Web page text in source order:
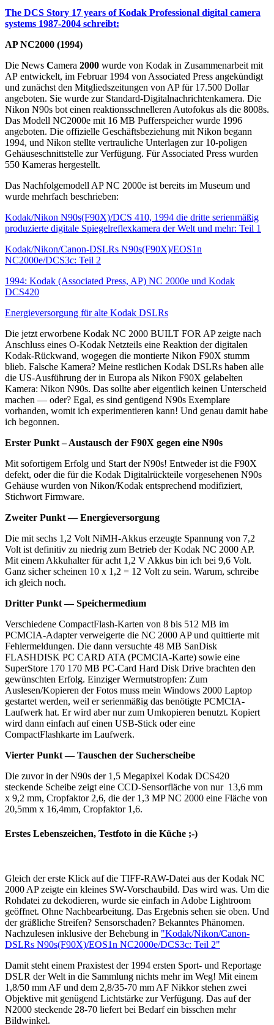
The DCS Story 17 years of Kodak Professional digital camera
systems 1987-2004 schreibt:
AP NC2000 (1994)
Die News Camera 2000 wurde von Kodak in Zusammenarbeit mit
AP entwickelt, im Februar 1994 von Associated Press angekündigt
und zunächst den Mitgliedszeitungen von AP für 17.500 Dollar
angeboten. Sie wurde zur Standard-Digitalnachrichtenkamera. Die
Nikon N90s bot einen reaktionsschnelleren Autofokus als die 8008s.
Das Modell NC2000e mit 16 MB Pufferspeicher wurde 1996
angeboten. Die offizielle Geschäftsbeziehung mit Nikon begann
1994, und Nikon stellte vertrauliche Unterlagen zur 10-poligen
Gehäuseschnittstelle zur Verfügung. Für Associated Press wurden
550 Kameras hergestellt.
Das Nachfolgemodell AP NC 2000e ist bereits im Museum und
wurde mehrfach beschrieben:
Kodak/Nikon N90s(F90X)/DCS 410, 1994 die dritte serienmäßig
produzierte digitale Spiegelreflexkamera der Welt und mehr: Teil 1
Kodak/Nikon/Canon-DSLRs N90s(F90X)/EOS1n
NC2000e/DCS3c: Teil 2
1994: Kodak (Associated Press, AP) NC 2000e und Kodak
DCS420
Energieversorgung für alte Kodak DSLRs
Die jetzt erworbene Kodak NC 2000 BUILT FOR AP zeigte nach
Anschluss eines O-Kodak Netzteils eine Reaktion der digitalen
Kodak-Rückwand, wogegen die montierte Nikon F90X stumm
blieb. Falsche Kamera? Meine restlichen Kodak DSLRs haben alle
die US-Ausführung der in Europa als Nikon F90X gelabelten
Kamera: Nikon N90s. Das sollte aber eigentlich keinen Unterscheid
machen — oder? Egal, es sind genügend N90s Exemplare
vorhanden, womit ich experimentieren kann! Und genau damit habe
ich begonnen.
Erster Punkt – Austausch der F90X gegen eine N90s
Mit sofortigem Erfolg und Start der N90s! Entweder ist die F90X
defekt, oder die für die Kodak Digitalrückteile vorgesehenen N90s
Gehäuse wurden von Nikon/Kodak entsprechend modifiziert,
Stichwort Firmware.
Zweiter Punkt — Energieversorgung
Die mit sechs 1,2 Volt NiMH-Akkus erzeugte Spannung von 7,2
Volt ist definitiv zu niedrig zum Betrieb der Kodak NC 2000 AP.
Mit einem Akkuhalter für acht 1,2 V Akkus bin ich bei 9,6 Volt.
Ganz sicher scheinen 10 x 1,2 = 12 Volt zu sein. Warum, schreibe
ich gleich noch.
Dritter Punkt — Speichermedium
Verschiedene CompactFlash-Karten von 8 bis 512 MB im
PCMCIA-Adapter verweigerte die NC 2000 AP und quittierte mit
Fehlermeldungen. Die dann versuchte 48 MB SanDisk
FLASHDISK PC CARD ATA (PCMCIA-Karte) sowie eine
SuperStore 170 170 MB PC-Card Hard Disk Drive brachten den
gewünschten Erfolg. Einziger Wermutstropfen: Zum
Auslesen/Kopieren der Fotos muss mein Windows 2000 Laptop
gestartet werden, weil er serienmäßig das benötigte PCMCIA-
Laufwerk hat. Er wird aber nur zum Umkopieren benutzt. Kopiert
wird dann einfach auf einen USB-Stick oder eine
CompactFlashkarte im Laufwerk.
Vierter Punkt — Tauschen der Sucherscheibe
Die zuvor in der N90s der 1,5 Megapixel Kodak DCS420
steckende Scheibe zeigt eine CCD-Sensorfläche von nur 13,6 mm
x 9,2 mm, Cropfaktor 2,6, die der 1,3 MP NC 2000 eine Fläche von
20,5mm x 16,4mm, Cropfaktor 1,6.
Erstes Lebenszeichen, Testfoto in die Küche ;-)
Gleich der erste Klick auf die TIFF-RAW-Datei aus der Kodak NC
2000 AP zeigte ein kleines SW-Vorschaubild. Das wird was. Um die
Rohdatei zu dekodieren, wurde sie einfach in Adobe Lightroom
geöffnet. Ohne Nachbearbeitung. Das Ergebnis sehen sie oben. Und
der gräßliche Streifen? Sensorschaden? Bekanntes Phänomen.
Nachzulesen inklusive der Behebung in "Kodak/Nikon/Canon-
DSLRs N90s(F90X)/EOS1n NC2000e/DCS3c: Teil 2"
Damit steht einem Praxistest der 1994 ersten Sport- und Reportage
DSLR der Welt in die Sammlung nichts mehr im Weg! Mit einem
1,8/50 mm AF und dem 2,8/35-70 mm AF Nikkor stehen zwei
Objektive mit genügend Lichtstärke zur Verfügung. Das auf der
N2000 steckende 28-70 liefert bei Bedarf ein bisschen mehr
Bildwinkel.